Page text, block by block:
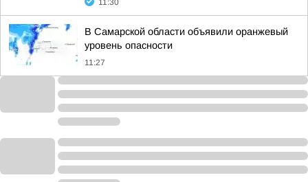
11:30
В Самарской области объявили оранжевый
уровень опасности
11:27